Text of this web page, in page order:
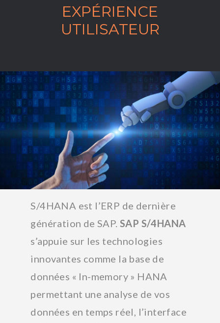
EXPÉRIENCE
UTILISATEUR
S/4HANA est l’ERP de dernière
génération de SAP. SAP S/4HANA
s’appuie sur les technologies
innovantes comme la base de
données « In-memory » HANA
permettant une analyse de vos
données en temps réel, l’interface